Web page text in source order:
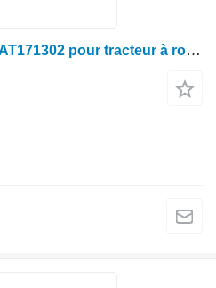
Distributeur hydraulique AT171302 pour tracteur à roues John Deere 410